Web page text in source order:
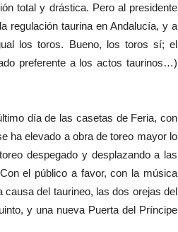
total y drástica. Pero al presidente
regulación taurina en Andalucía, y a
los toros. Bueno, los toros sí; el
preferente a los actos taurinos…)
día de las casetas de Feria, con
ha elevado a obra de toreo mayor lo
despegado y desplazando a las
el público a favor, con la música
del taurineo, las dos orejas del
y una nueva Puerta del Príncipe